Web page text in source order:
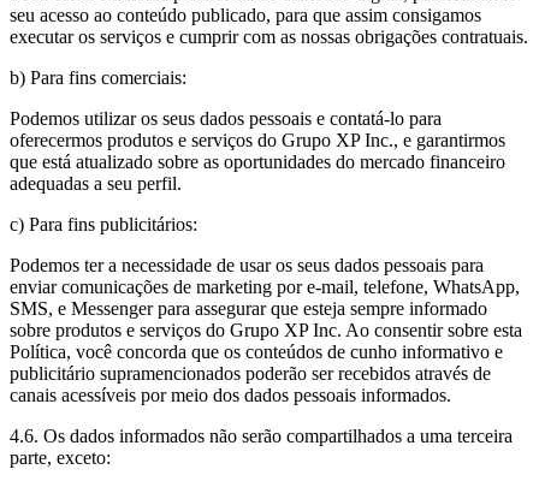
seu acesso ao conteúdo publicado, para que assim consigamos
executar os serviços e cumprir com as nossas obrigações contratuais.
b) Para fins comerciais:
Podemos utilizar os seus dados pessoais e contatá-lo para
oferecermos produtos e serviços do Grupo XP Inc., e garantirmos
que está atualizado sobre as oportunidades do mercado financeiro
adequadas a seu perfil.
c) Para fins publicitários:
Podemos ter a necessidade de usar os seus dados pessoais para
enviar comunicações de marketing por e-mail, telefone, WhatsApp,
SMS, e Messenger para assegurar que esteja sempre informado
sobre produtos e serviços do Grupo XP Inc. Ao consentir sobre esta
Política, você concorda que os conteúdos de cunho informativo e
publicitário supramencionados poderão ser recebidos através de
canais acessíveis por meio dos dados pessoais informados.
4.6. Os dados informados não serão compartilhados a uma terceira
parte, exceto: